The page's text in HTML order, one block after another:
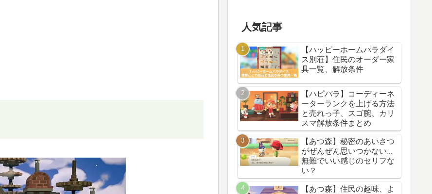
人気記事
【ハッピーホームパラダイ
ス別荘】住民のオーダー家
具一覧、解放条件
【ハピパラ】コーディーネ
ーターランクを上げる方法
と売れっ子、スゴ腕、カリ
スマ解放条件まとめ
【あつ森】秘密のあいさつ
がぜんぜん思いつかない...
無難でいい感じのセリフな
い？
【あつ森】住民の趣味、よ